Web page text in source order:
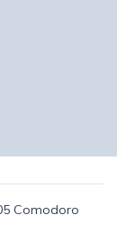
Comodoro